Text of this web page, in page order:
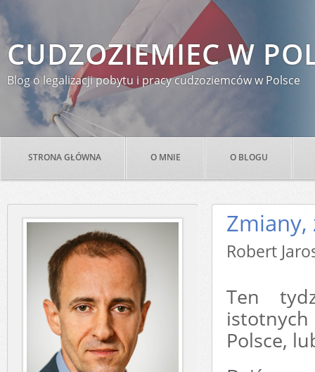
CUDZOZIEMIEC W
Blog o legalizacji pobytu i pracy cudzoziemców w Polsce
STRONA GŁÓWNA O MNIE O BLOGU
Zmiany,
Robert
Ten
Polsce,